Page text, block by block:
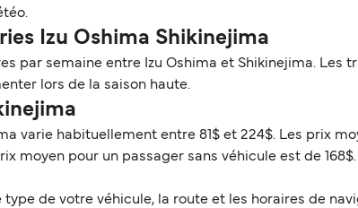
Izu Oshima Shikinejima
par semaine entre Izu Oshima et Shikinejima. Les
lors de la saison haute.
varie habituellement entre 81$ et 224$. Les prix
moyen pour un passager sans véhicule est de 168$.
de votre véhicule, la route et les horaires de